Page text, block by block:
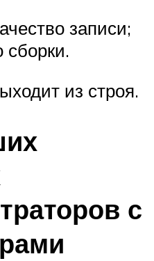
записи;
сборки.
из строя.
с